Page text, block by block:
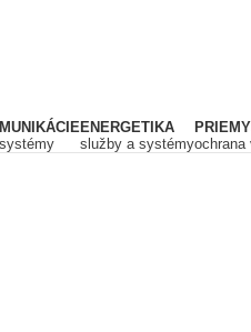
ENERGETIKA
služby a systémyochrana